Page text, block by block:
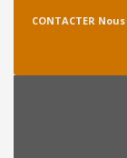
CONTACTER Nous